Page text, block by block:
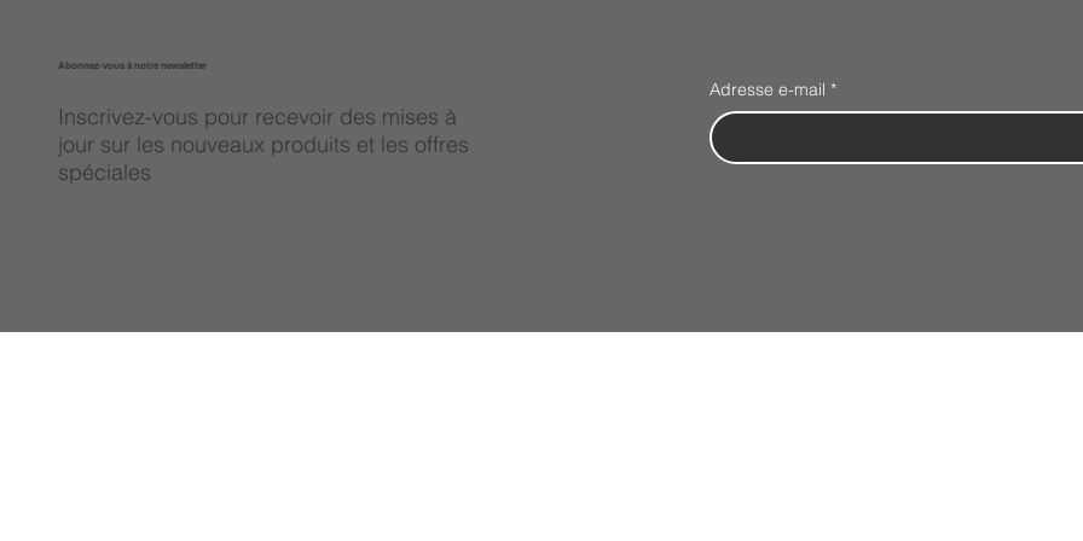
Inscrivez-vous pour recevoir des mises à
jour sur les nouveaux produits et les offres
spéciales
Abonnez-vous à notre newsletter
Adresse e-mail *